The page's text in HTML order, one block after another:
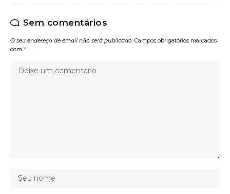
Sem comentários
O seu endereço de email não será publicado. Campos obrigatórios marcados
com *